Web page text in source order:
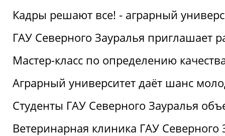
Кадры решают все! - аграрный
ГАУ Северного Зауралья приглашает
Мастер-класс по определению
Аграрный университет даёт шанс
Студенты ГАУ Северного Зауралья
Ветеринарная клиника ГАУ Северного